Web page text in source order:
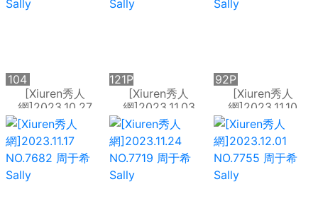
[Xiuren秀人
網]2023.10.27
NO.7580 周于希
Sally
104
[Xiuren秀人
網]2023.11.03
NO.7615 周于希
Sally
121P
[Xiuren秀人
網]2023.11.10
NO.7651 周于希
Sally
92P